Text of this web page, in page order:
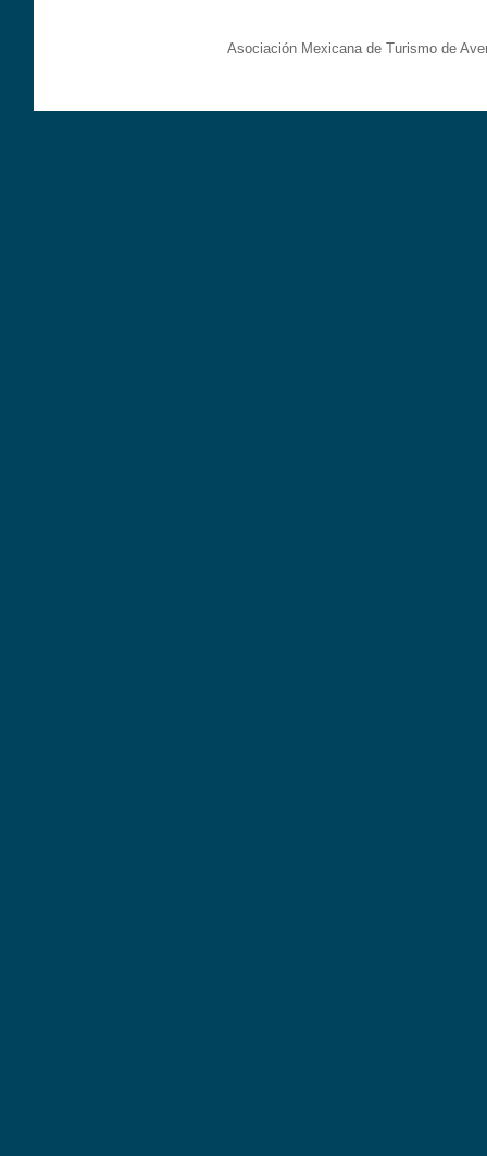
Asociación Mexicana de Turismo de